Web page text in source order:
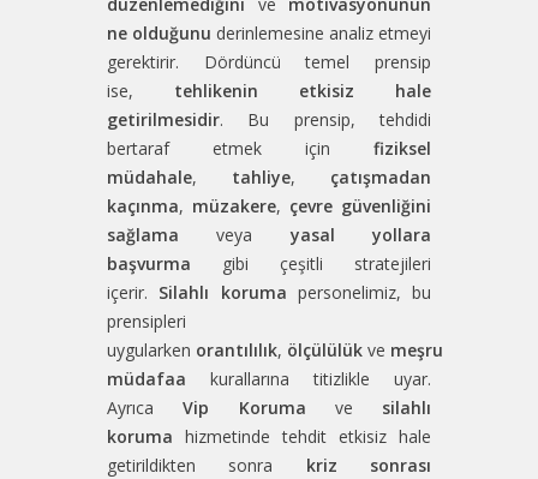
düzenlemediğini ve motivasyonunun
ne olduğunu derinlemesine analiz etmeyi
gerektirir. Dördüncü temel prensip
ise, tehlikenin etkisiz hale
getirilmesidir. Bu prensip, tehdidi
bertaraf etmek için fiziksel
müdahale, tahliye, çatışmadan
kaçınma, müzakere, çevre güvenliğini
sağlama veya yasal yollara
başvurma gibi çeşitli stratejileri
içerir. Silahlı koruma personelimiz, bu
prensipleri
uygularken orantılılık, ölçülülük ve meşru
müdafaa kurallarına titizlikle uyar.
AyrıcaVip Koruma ve silahlı
koruma hizmetinde tehdit etkisiz hale
getirildikten sonra kriz sonrası